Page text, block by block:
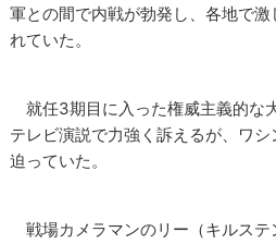
軍との間で内戦が勃発し、各地で
れていた。
就任3期目に入った権威主義的な
テレビ演説で力強く訴えるが、ワ
迫っていた。
戦場カメラマンのリー（キルステ